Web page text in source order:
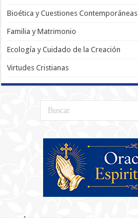
Bioética y Cuestiones Contemporáneas
Familia y Matrimonio
Ecología y Cuidado de la Creación
Virtudes Cristianas